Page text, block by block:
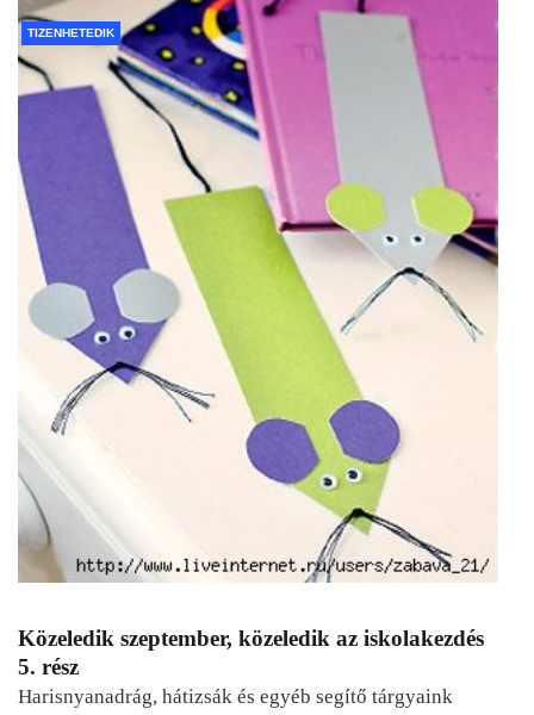
TIZENHETEDIK
Közeledik szeptember, közeledik az iskolakezdés
5. rész
Harisnyanadrág, hátizsák és egyéb segítő tárgyaink